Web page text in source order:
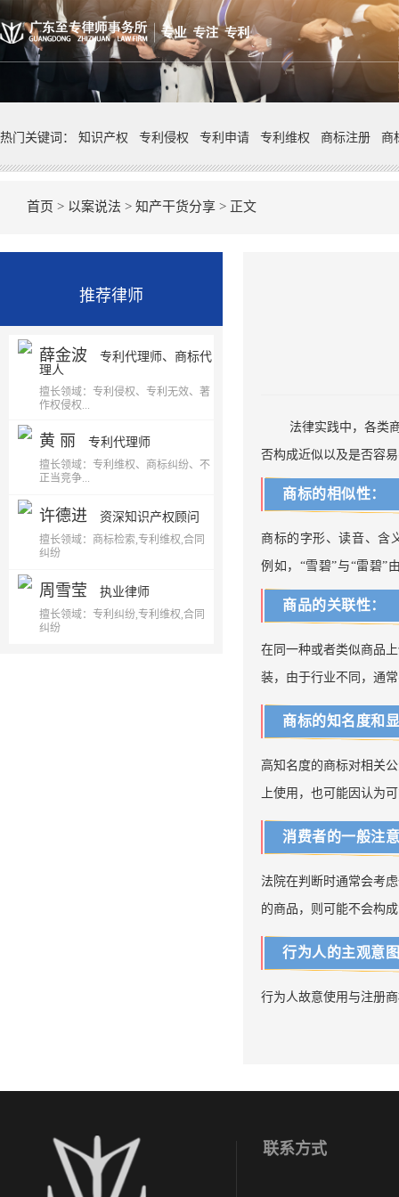
热门关键词： 知识产权 专利侵权 专利申请 专利维权 商标注册 商
首页 > 以案说法 > 知产干货分享 > 正文
推荐律师
薛金波 专利代理师、商标代
理人
擅长领域：专利侵权、专利无效、著
作权侵权...
黄 丽 专利代理师
擅长领域：专利维权、商标纠纷、不
正当竞争...
许德进 资深知识产权顾问
擅长领域：商标检索,专利维权,合同
纠纷
周雪莹 执业律师
擅长领域：专利纠纷,专利维权,合同
纠纷
法律实践中，各类
否构成近似以及是否容
商标的相似性：
商标的字形、读音、含
例如，“雪碧”与“雷碧”
商品的关联性：
在同一种或者类似商品
装，由于行业不同，通
商标的知名度和
高知名度的商标对相关
上使用，也可能因认为
消费者的一般注
法院在判断时通常会考
的商品，则可能不会构
行为人的主观意
行为人故意使用与注册
联系方式